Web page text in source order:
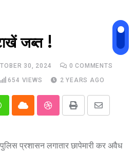
जब्त !
30, 2024 0 COMMENTS
654 VIEWS 2 YEARS AGO
Cloud StumbleUpon
Print
Share
Email
प्रशासन लगातार छापेमारी कर अवैध